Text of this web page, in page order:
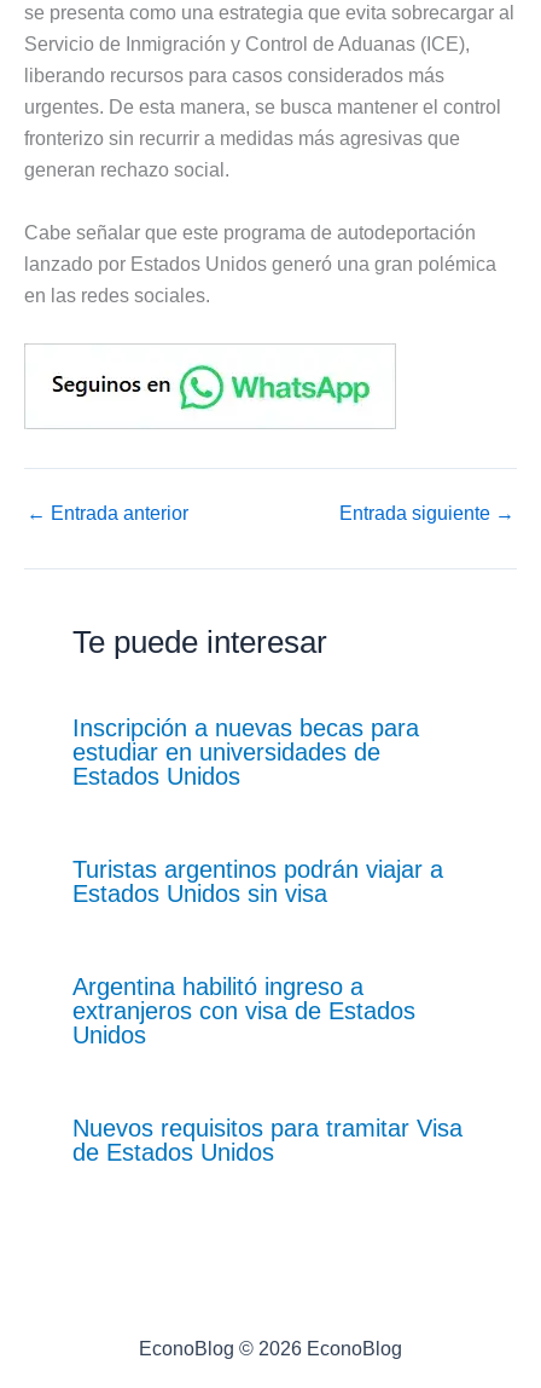
se presenta como una estrategia que evita sobrecargar al
Servicio de Inmigración y Control de Aduanas (ICE),
liberando recursos para casos considerados más
urgentes. De esta manera, se busca mantener el control
fronterizo sin recurrir a medidas más agresivas que
generan rechazo social.
Cabe señalar que este programa de autodeportación
lanzado por Estados Unidos generó una gran polémica
en las redes sociales.
← Entrada anterior Entrada siguiente →
Te puede interesar
Inscripción a nuevas becas para
estudiar en universidades de
Estados Unidos
Turistas argentinos podrán viajar a
Estados Unidos sin visa
Argentina habilitó ingreso a
extranjeros con visa de Estados
Unidos
Nuevos requisitos para tramitar Visa
de Estados Unidos
EconoBlog © 2026 EconoBlog